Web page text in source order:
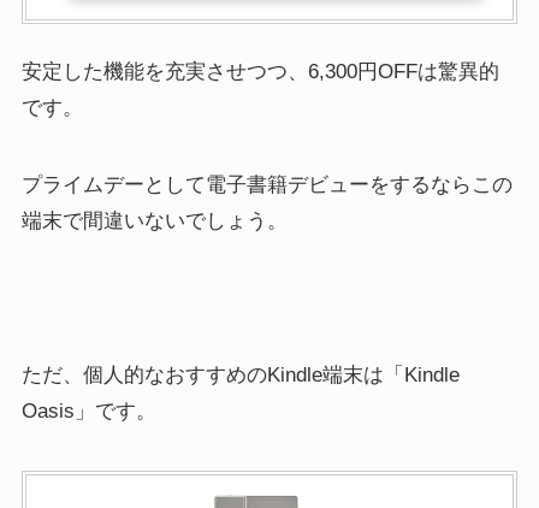
安定した機能を充実させつつ、6,300円OFFは驚異的
です。
プライムデーとして電子書籍デビューをするならこの
端末で間違いないでしょう。
ただ、 個人的なおすすめのKindle端末は「Kindle
Oasis」 です。